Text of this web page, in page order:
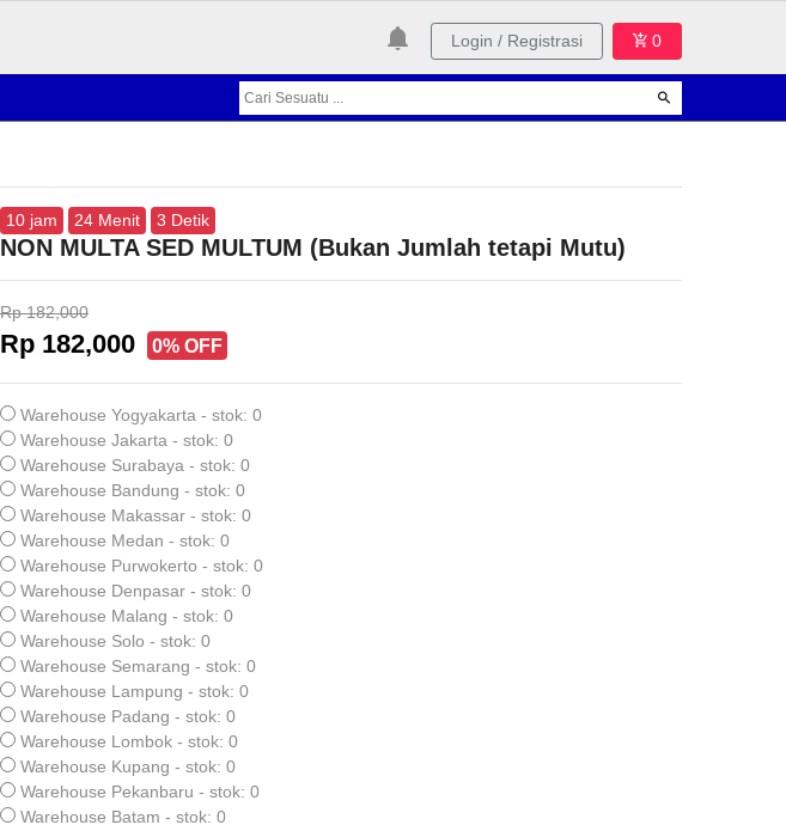
Login / Registrasi 0
10 jam 24 Menit 2 Detik
NON MULTA SED MULTUM (Bukan Jumlah tetapi Mutu)
Rp 182,000
Rp 182,000 0% OFF
Warehouse Yogyakarta - stok: 0
Warehouse Jakarta - stok: 0
Warehouse Surabaya - stok: 0
Warehouse Bandung - stok: 0
Warehouse Makassar - stok: 0
Warehouse Medan - stok: 0
Warehouse Purwokerto - stok: 0
Warehouse Denpasar - stok: 0
Warehouse Malang - stok: 0
Warehouse Solo - stok: 0
Warehouse Semarang - stok: 0
Warehouse Lampung - stok: 0
Warehouse Padang - stok: 0
Warehouse Lombok - stok: 0
Warehouse Kupang - stok: 0
Warehouse Pekanbaru - stok: 0
Warehouse Batam - stok: 0